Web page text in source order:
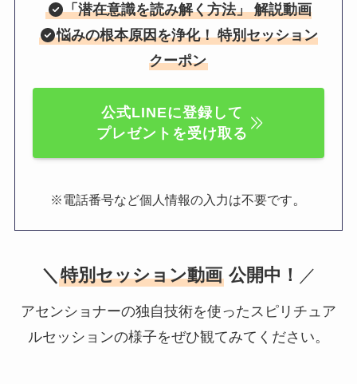
「潜在意識を読み解く方法」 解説動画
悩みの根本原因を浄化！ 特別セッション
クーポン
公式LINEに登録して
プレゼントを受け取る
※電話番号など個人情報の入力は不要です。
＼ 特別セッション動画公開中！ ／
アセンショナーの独自技術を使ったスピリチュア
ルセッションの様子をぜひ観てみてください。